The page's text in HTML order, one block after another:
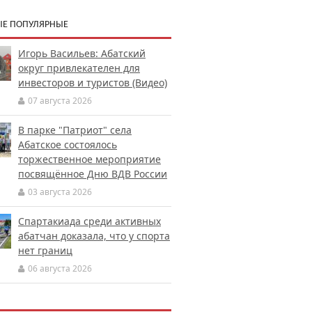
ПОПУЛЯРНЫЕ
Игорь Васильев: Абатский
округ привлекателен для
инвесторов и туристов (Видео)
07 августа 2026
В парке "Патриот" села
Абатское состоялось
торжественное мероприятие
посвящённое Дню ВДВ России
03 августа 2026
Спартакиада среди активных
абатчан доказала, что у спорта
нет границ
06 августа 2026